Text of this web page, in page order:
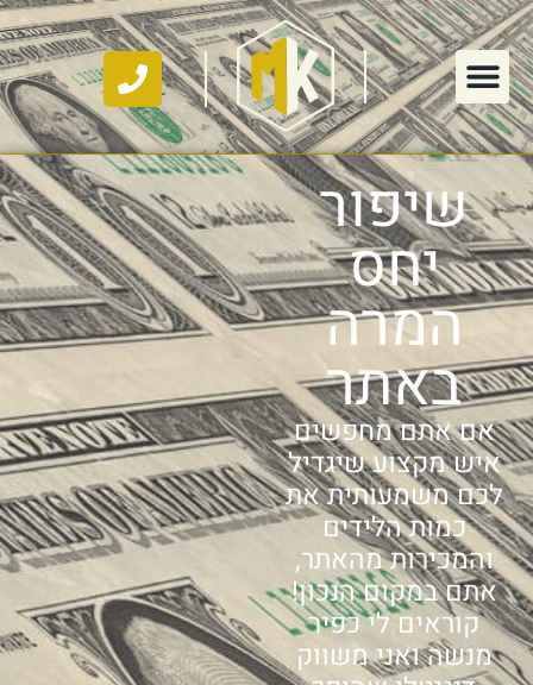
שיפור
יחס
המרה
באתר
אם אתם מחפשים
איש מקצוע שיגדיל
לכם משמעותית את
כמות הלידים
והמכירות מהאתר,
אתם במקום הנכון!
קוראים לי כפיר
מנשה ואני משווק